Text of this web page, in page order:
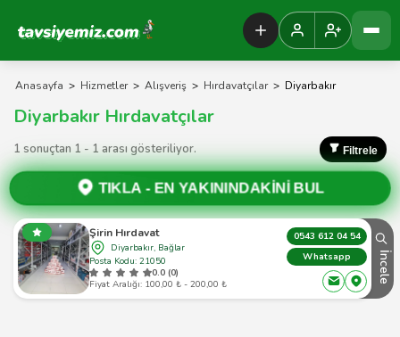
Tavsiyemiz Anasayfa
Anasayfa > Hizmetler > Alışveriş > Hırdavatçılar > Diyarbakır
Diyarbakır Hırdavatçılar
1 sonuçtan 1 - 1 arası gösteriliyor. Filtrele
TIKLA -EN YAKININDAKİNİ BUL
Şirin Hırdavat
Diyarbakır, Bağlar
Posta Kodu: 21050
0.0 (0)
Fiyat Aralığı: 100,00 ₺ - 200,00 ₺
0543 612 04 54
Whatsapp
İncele